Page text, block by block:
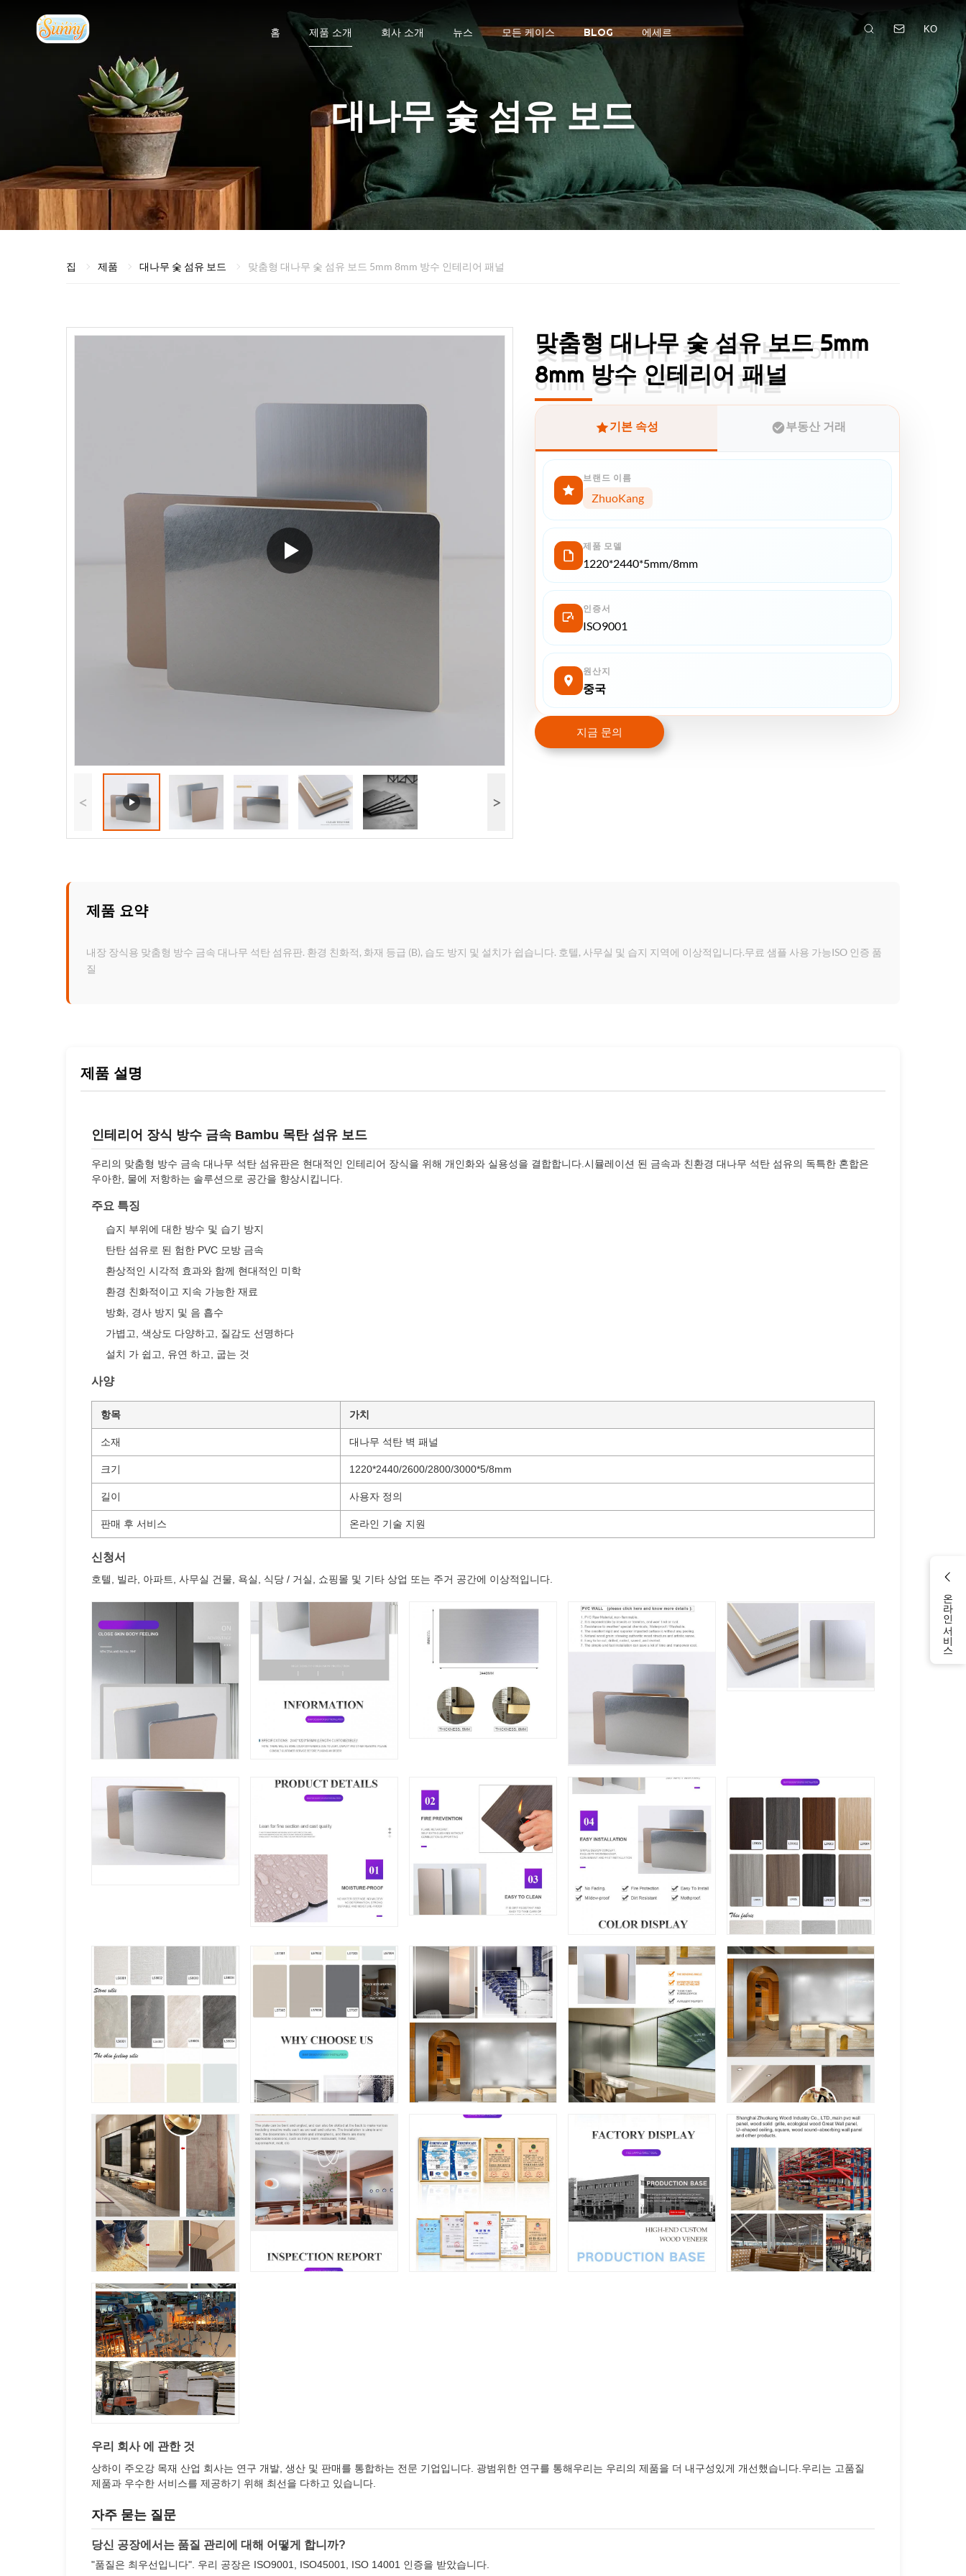
온라인 서비스
홈 제품 소개 회사 소개 뉴스 모든 케이스 BLOG 에세르 KO
대나무 숯 섬유 보드
집 제품 대나무 숯 섬유 보드 맞춤형 대나무 숯 섬유 보드 5mm 8mm 방수 인테리어 패널
< >
맞춤형 대나무 숯 섬유 보드 5mm
8mm 방수 인테리어 패널
맞춤형 대나무 숯 섬유 보드 5mm
8mm 방수 인테리어 패널
기본 속성 부동산 거래
브랜드 이름
ZhuoKang
제품 모델
1220*2440*5mm/8mm
인증서
ISO9001
원산지
중국
지금 문의
제품 요약
내장 장식용 맞춤형 방수 금속 대나무 석탄 섬유판. 환경 친화적, 화재 등급 (B), 습도 방지 및 설치가 쉽습니다. 호텔, 사무실 및 습지 지역에 이상적입니다.무료 샘플 사용 가능ISO 인증 품
질
제품 설명
인테리어 장식 방수 금속 Bambu 목탄 섬유 보드
우리의 맞춤형 방수 금속 대나무 석탄 섬유판은 현대적인 인테리어 장식을 위해 개인화와 실용성을 결합합니다.시뮬레이션 된 금속과 친환경 대나무 석탄 섬유의 독특한 혼합은
우아한, 물에 저항하는 솔루션으로 공간을 향상시킵니다.
주요 특징
습지 부위에 대한 방수 및 습기 방지
탄탄 섬유로 된 험한 PVC 모방 금속
환상적인 시각적 효과와 함께 현대적인 미학
환경 친화적이고 지속 가능한 재료
방화, 경사 방지 및 음 흡수
가볍고, 색상도 다양하고, 질감도 선명하다
설치 가 쉽고, 유연 하고, 굽는 것
사양
항목 가치
소재 대나무 석탄 벽 패널
크기 1220*2440/2600/2800/3000*5/8mm
길이 사용자 정의
판매 후 서비스 온라인 기술 지원
신청서
호텔, 빌라, 아파트, 사무실 건물, 욕실, 식당 / 거실, 쇼핑몰 및 기타 상업 또는 주거 공간에 이상적입니다.
우리 회사 에 관한 것
상하이 주오강 목재 산업 회사는 연구 개발, 생산 및 판매를 통합하는 전문 기업입니다. 광범위한 연구를 통해우리는 우리의 제품을 더 내구성있게 개선했습니다.우리는 고품질
제품과 우수한 서비스를 제공하기 위해 최선을 다하고 있습니다.
자주 묻는 질문
당신 공장에서는 품질 관리에 대해 어떻게 합니까?
"품질은 최우선입니다". 우리 공장은 ISO9001, ISO45001, ISO 14001 인증을 받았습니다.